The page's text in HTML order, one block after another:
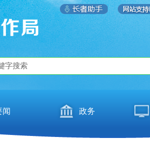
闻 政务